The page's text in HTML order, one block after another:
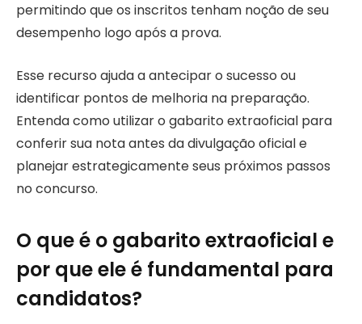
permitindo que os inscritos tenham noção de seu
desempenho logo após a prova.
Esse recurso ajuda a antecipar o sucesso ou
identificar pontos de melhoria na preparação.
Entenda como utilizar o gabarito extraoficial para
conferir sua nota antes da divulgação oficial e
planejar estrategicamente seus próximos passos
no concurso.
O que é o gabarito extraoficial e
por que ele é fundamental para
candidatos?